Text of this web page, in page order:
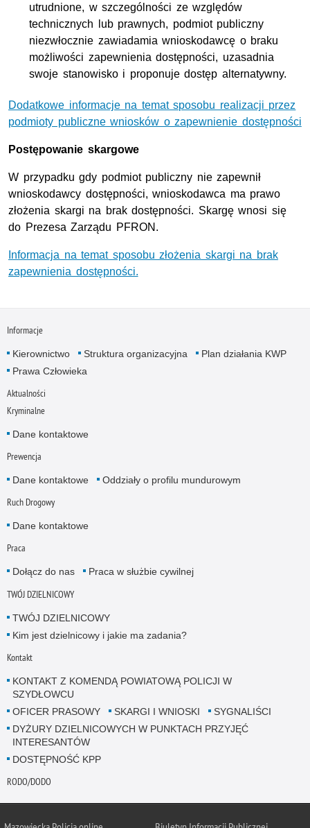
utrudnione, w szczególności ze względów
technicznych lub prawnych, podmiot publiczny
niezwłocznie zawiadamia wnioskodawcę o braku
możliwości zapewnienia dostępności, uzasadnia
swoje stanowisko i proponuje dostęp alternatywny.
Dodatkowe informacje na temat sposobu realizacji przez
podmioty publiczne wniosków o zapewnienie dostępności
Postępowanie skargowe
W przypadku gdy podmiot publiczny nie zapewnił
wnioskodawcy dostępności, wnioskodawca ma prawo
złożenia skargi na brak dostępności. Skargę wnosi się
do Prezesa Zarządu PFRON.
Informacja na temat sposobu złożenia skargi na brak
zapewnienia dostępności.
Informacje
Kierownictwo Struktura organizacyjna
Plan działania KWP
Prawa Człowieka
Aktualności
Kryminalne
Dane kontaktowe
Prewencja
Dane kontaktowe Oddziały o profilu mundurowym
Ruch Drogowy
Dane kontaktowe
Praca
Dołącz do nas Praca w służbie cywilnej
TWÓJ DZIELNICOWY
TWÓJ DZIELNICOWY
Kim jest dzielnicowy i jakie ma zadania?
Kontakt
KONTAKT Z KOMENDĄ POWIATOWĄ POLICJI W
SZYDŁOWCU
OFICER PRASOWY
SKARGI I WNIOSKI
SYGNALIŚCI
DYŻURY DZIELNICOWYCH W PUNKTACH PRZYJĘĆ
INTERESANTÓW
DOSTĘPNOŚĆ KPP
RODO/DODO